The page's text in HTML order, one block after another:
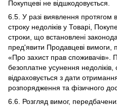
Покупцеві не відшкодовується.
6.5. У разі виявлення протягом
строку недоліків у Товарі,
строки, що встановлені
пред'явити Продавцеві вимоги,
«Про захист прав споживачів».
безоплатне усунення недоліків,
відраховується з дати
розпорядження та фізичного
6.6. Розгляд вимог,